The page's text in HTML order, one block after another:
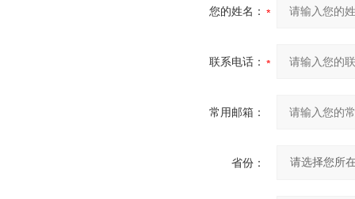
您的姓名：
联系电话：
常用邮箱：
省份：